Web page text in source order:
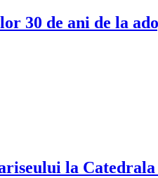
30 de ani de la
la